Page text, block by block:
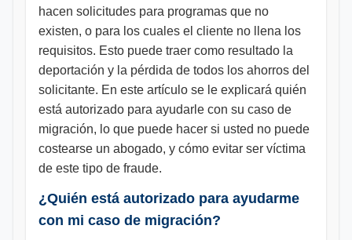
hacen solicitudes para programas que no
existen, o para los cuales el cliente no llena los
requisitos. Esto puede traer como resultado la
deportación y la pérdida de todos los ahorros del
solicitante. En este artículo se le explicará quién
está autorizado para ayudarle con su caso de
migración, lo que puede hacer si usted no puede
costearse un abogado, y cómo evitar ser víctima
de este tipo de fraude.
¿Quién está autorizado para ayudarme
con mi caso de migración?